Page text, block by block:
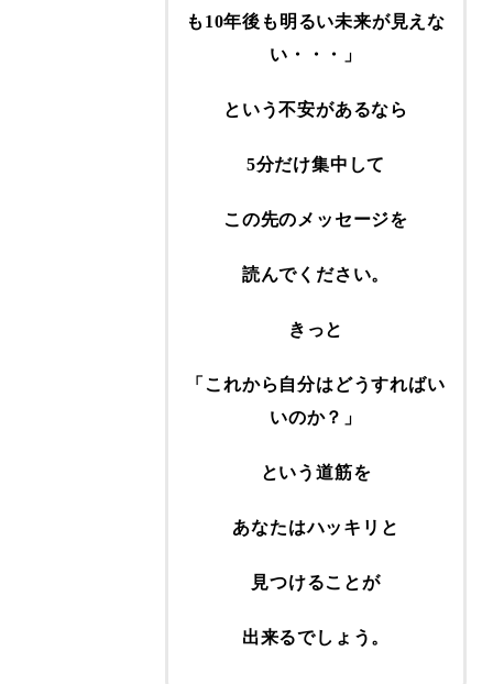
も10年後も明るい未来が見えな
い・・・」
という不安があるなら
5分だけ集中して
この先のメッセージを
読んでください。
きっと
「これから自分はどうすればい
いのか？」
という道筋を
あなたはハッキリと
見つけることが
出来るでしょう。